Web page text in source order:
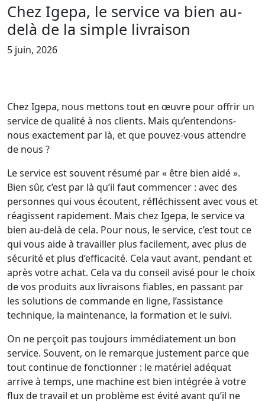
Chez Igepa, le service va bien au-
delà de la simple livraison
5 juin, 2026
Chez Igepa, nous mettons tout en œuvre pour offrir un
service de qualité à nos clients. Mais qu’entendons-
nous exactement par là, et que pouvez-vous attendre
de nous ?
Le service est souvent résumé par « être bien aidé ».
Bien sûr, c’est par là qu’il faut commencer : avec des
personnes qui vous écoutent, réfléchissent avec vous et
réagissent rapidement. Mais chez Igepa, le service va
bien au-delà de cela. Pour nous, le service, c’est tout ce
qui vous aide à travailler plus facilement, avec plus de
sécurité et plus d’efficacité. Cela vaut avant, pendant et
après votre achat. Cela va du conseil avisé pour le choix
de vos produits aux livraisons fiables, en passant par
les solutions de commande en ligne, l’assistance
technique, la maintenance, la formation et le suivi.
On ne perçoit pas toujours immédiatement un bon
service. Souvent, on le remarque justement parce que
tout continue de fonctionner : le matériel adéquat
arrive à temps, une machine est bien intégrée à votre
flux de travail et un problème est évité avant qu’il ne